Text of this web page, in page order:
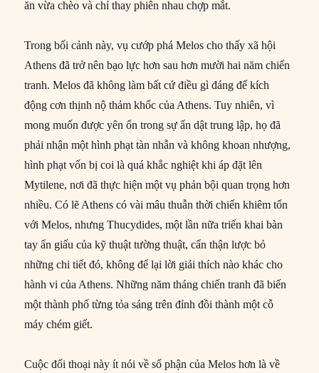
ăn vừa chèo và chỉ thay phiên nhau chợp mắt.
Trong bối cảnh này, vụ cướp phá Melos cho thấy xã hội
Athens đã trở nên bạo lực hơn sau hơn mười hai năm chiến
tranh. Melos đã không làm bất cứ điều gì đáng để kích
động cơn thịnh nộ thảm khốc của Athens. Tuy nhiên, vì
mong muốn được yên ổn trong sự ẩn dật trung lập, họ đã
phải nhận một hình phạt tàn nhẫn và không khoan nhượng,
hình phạt vốn bị coi là quá khắc nghiệt khi áp đặt lên
Mytilene, nơi đã thực hiện một vụ phản bội quan trọng hơn
nhiều. Có lẽ Athens có vài mâu thuẫn thời chiến khiêm tốn
với Melos, nhưng Thucydides, một lần nữa triển khai bàn
tay ẩn giấu của kỹ thuật tường thuật, cẩn thận lược bỏ
những chi tiết đó, không để lại lời giải thích nào khác cho
hành vi của Athens. Những năm tháng chiến tranh đã biến
một thành phố từng tỏa sáng trên đỉnh đồi thành một cỗ
máy chém giết.
Cuộc đối thoại này ít nói về số phận của Melos hơn là về